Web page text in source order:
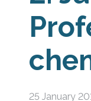
25 January